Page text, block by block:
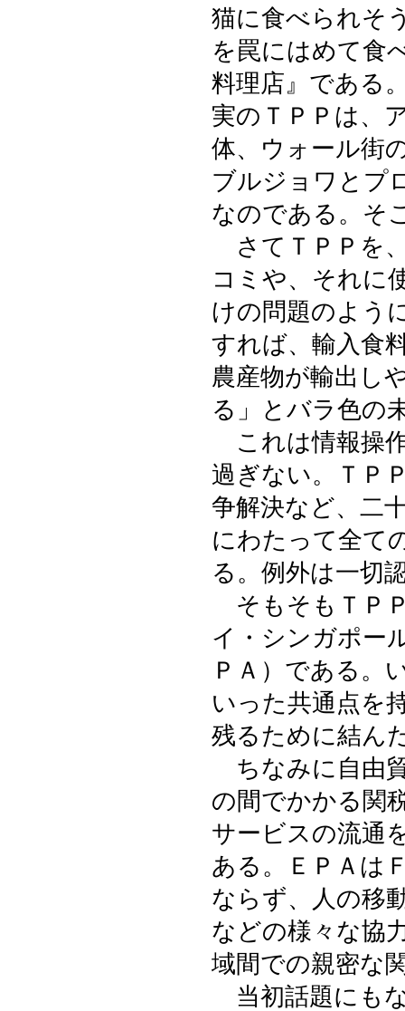
猫に食べられそ
を罠にはめて食
料理店』である
実のＴＰＰは、
体、ウォール街
ブルジョワとプ
なのである。そ
さてＴＰＰを
コミや、それに
けの問題のよう
すれば、輸入食
農産物が輸出し
る」とバラ色の
これは情報操
過ぎない。ＴＰ
争解決など、二
にわたって全て
る。例外は一切
そもそもＴＰ
イ・シンガポー
ＰＡ）である。
いった共通点を
残るために結ん
ちなみに自由
の間でかかる関
サービスの流通
ある。ＥＰＡは
ならず、人の移
などの様々な協
域間での親密な
当初話題にも